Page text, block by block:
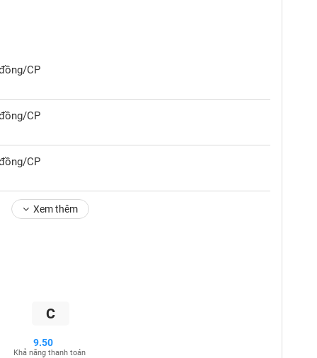
CP
CP
CP
Xem thêm
C
9.50
Khả năng thanh toán